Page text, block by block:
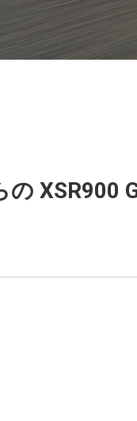
の XSR900